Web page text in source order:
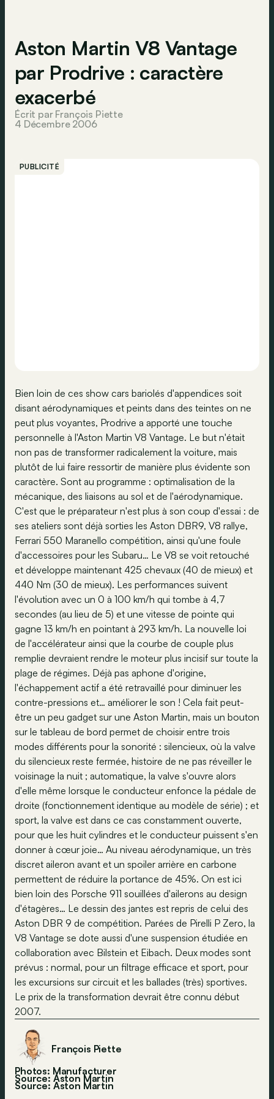
Aston Martin V8 Vantage
par Prodrive : caractère
exacerbé
Écrit par François Piette
4 Décembre 2006
PUBLICITÉ
Bien loin de ces show cars bariolés d'appendices soit
disant aérodynamiques et peints dans des teintes on ne
peut plus voyantes, Prodrive a apporté une touche
personnelle à l'Aston Martin V8 Vantage. Le but n'était
non pas de transformer radicalement la voiture, mais
plutôt de lui faire ressortir de manière plus évidente son
caractère. Sont au programme : optimalisation de la
mécanique, des liaisons au sol et de l'aérodynamique.
C'est que le préparateur n'est plus à son coup d'essai : de
ses ateliers sont déjà sorties les Aston DBR9, V8 rallye,
Ferrari 550 Maranello compétition, ainsi qu'une foule
d'accessoires pour les Subaru… Le V8 se voit retouché
et développe maintenant 425 chevaux (40 de mieux) et
440 Nm (30 de mieux). Les performances suivent
l'évolution avec un 0 à 100 km/h qui tombe à 4,7
secondes (au lieu de 5) et une vitesse de pointe qui
gagne 13 km/h en pointant à 293 km/h. La nouvelle loi
de l'accélérateur ainsi que la courbe de couple plus
remplie devraient rendre le moteur plus incisif sur toute la
plage de régimes. Déjà pas aphone d'origine,
l'échappement actif a été retravaillé pour diminuer les
contre-pressions et… améliorer le son ! Cela fait peut-
être un peu gadget sur une Aston Martin, mais un bouton
sur le tableau de bord permet de choisir entre trois
modes différents pour la sonorité : silencieux, où la valve
du silencieux reste fermée, histoire de ne pas réveiller le
voisinage la nuit ; automatique, la valve s'ouvre alors
d'elle même lorsque le conducteur enfonce la pédale de
droite (fonctionnement identique au modèle de série) ; et
sport, la valve est dans ce cas constamment ouverte,
pour que les huit cylindres et le conducteur puissent s'en
donner à cœur joie… Au niveau aérodynamique, un très
discret aileron avant et un spoiler arrière en carbone
permettent de réduire la portance de 45%. On est ici
bien loin des Porsche 911 souillées d'ailerons au design
d'étagères… Le dessin des jantes est repris de celui des
Aston DBR 9 de compétition. Parées de Pirelli P Zero, la
V8 Vantage se dote aussi d'une suspension étudiée en
collaboration avec Bilstein et Eibach. Deux modes sont
prévus : normal, pour un filtrage efficace et sport, pour
les excursions sur circuit et les ballades (très) sportives.
Le prix de la transformation devrait être connu début
2007.
François Piette
Photos: Manufacturer
Source: Aston Martin
Source: Aston Martin